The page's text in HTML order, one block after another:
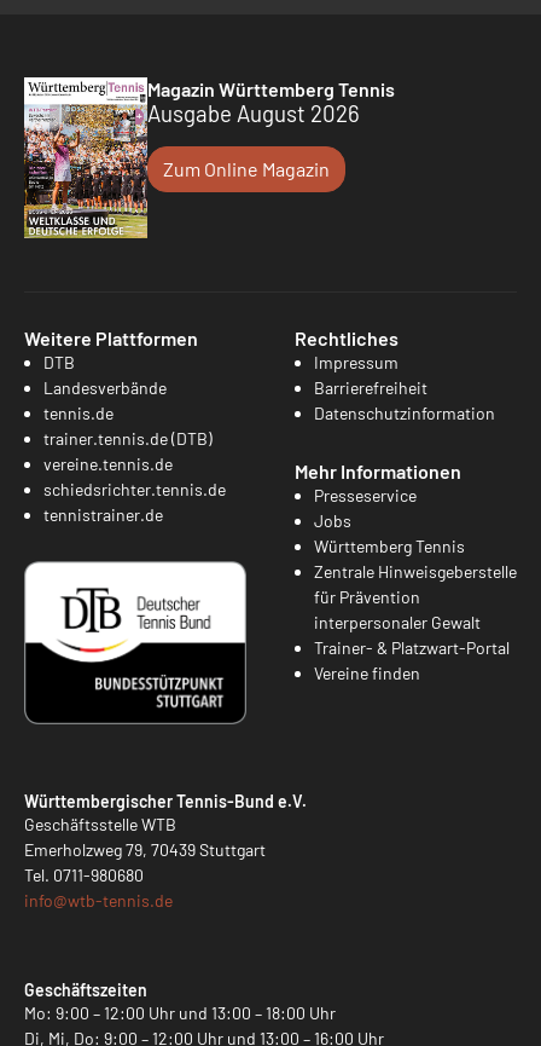
Magazin Württemberg Tennis
Ausgabe August 2026
Zum Online Magazin
Weitere Plattformen
DTB
Landesverbände
tennis.de
trainer.tennis.de (DTB)
vereine.tennis.de
schiedsrichter.tennis.de
tennistrainer.de
Rechtliches
Impressum
Barrierefreiheit
Datenschutzinformation
Mehr Informationen
Presseservice
Jobs
Württemberg Tennis
Zentrale Hinweisgeberstelle
für Prävention
interpersonaler Gewalt
Trainer- & Platzwart-Portal
Vereine finden
Württembergischer Tennis-Bund e.V.
Geschäftsstelle WTB
Emerholzweg 79, 70439 Stuttgart
Tel. 0711-980680
info@wtb-tennis.de
Geschäftszeiten
Mo: 9:00 – 12:00 Uhr und 13:00 – 18:00 Uhr
Di, Mi, Do: 9:00 – 12:00 Uhr und 13:00 – 16:00 Uhr